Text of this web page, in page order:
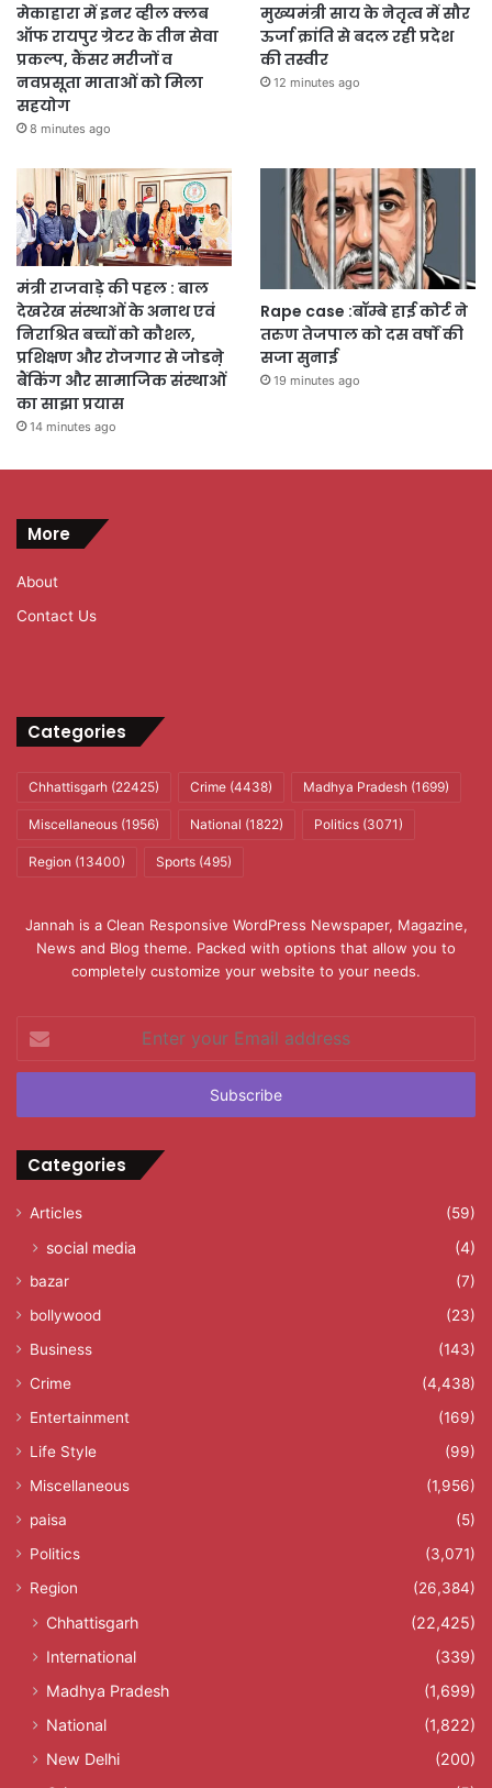
मेकाहारा में इनर व्हील क्लब
ऑफ रायपुर ग्रेटर के तीन सेवा
प्रकल्प, कैंसर मरीजों व
नवप्रसूता माताओं को मिला
सहयोग
8 minutes ago
मुख्यमंत्री साय के नेतृत्व में सौर
ऊर्जा क्रांति से बदल रही प्रदेश
की तस्वीर
12 minutes ago
मंत्री राजवाड़े की पहल : बाल
देखरेख संस्थाओं के अनाथ एवं
निराश्रित बच्चों को कौशल,
प्रशिक्षण और रोजगार से जोडऩे
बैंकिंग और सामाजिक संस्थाओं
का साझा प्रयास
14 minutes ago
Rape case :बॉम्बे हाई कोर्ट ने
तरुण तेजपाल को दस वर्षों की
सजा सुनाई
19 minutes ago
More
About
Contact Us
Categories
Chhattisgarh (22425) Crime (4438) Madhya Pradesh (1699)
Miscellaneous (1956) National (1822) Politics (3071)
Region (13400) Sports (495)
Jannah is a Clean Responsive WordPress Newspaper, Magazine,
News and Blog theme. Packed with options that allow you to
completely customize your website to your needs.
your
Email
Categories
Articles (59)
social media (4)
bazar
(7)
bollywood
(23)
Business
(143)
Crime
(4,438)
Entertainment
(169)
Life Style
(99)
Miscellaneous
(1,956)
paisa
(5)
Politics
(3,071)
Region
(26,384)
Chhattisgarh
(22,425)
International
(339)
Madhya Pradesh
(1,699)
National
(1,822)
New Delhi
(200)